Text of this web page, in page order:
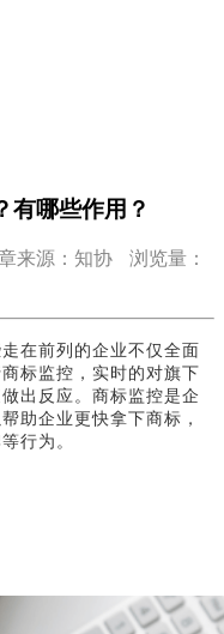
有哪些作用？
来源：知协
浏览量：
在前列的企业不仅全面
标监控，实时的对旗下
出反应。商标监控是企
助企业更快拿下商标，
行为。